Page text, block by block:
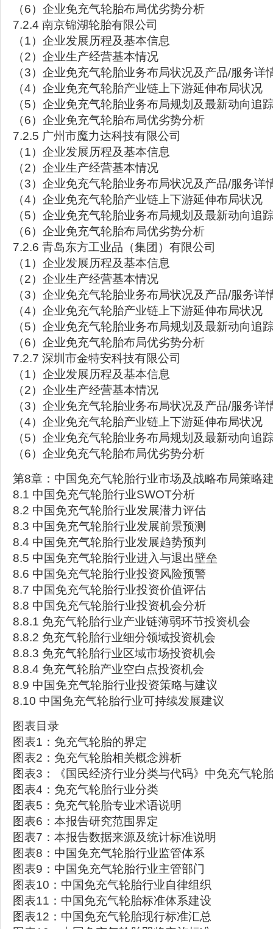
（6）企业免充气轮胎布局优劣势分析
7.2.4 南京锦湖轮胎有限公司
（1）企业发展历程及基本信息
（2）企业生产经营基本情况
（3）企业免充气轮胎业务布局状况及产品/服务详
（4）企业免充气轮胎产业链上下游延伸布局状况
（5）企业免充气轮胎业务布局规划及最新动向追
（6）企业免充气轮胎布局优劣势分析
7.2.5 广州市魔力达科技有限公司
（1）企业发展历程及基本信息
（2）企业生产经营基本情况
（3）企业免充气轮胎业务布局状况及产品/服务详
（4）企业免充气轮胎产业链上下游延伸布局状况
（5）企业免充气轮胎业务布局规划及最新动向追
（6）企业免充气轮胎布局优劣势分析
7.2.6 青岛东方工业品（集团）有限公司
（1）企业发展历程及基本信息
（2）企业生产经营基本情况
（3）企业免充气轮胎业务布局状况及产品/服务详
（4）企业免充气轮胎产业链上下游延伸布局状况
（5）企业免充气轮胎业务布局规划及最新动向追
（6）企业免充气轮胎布局优劣势分析
7.2.7 深圳市金特安科技有限公司
（1）企业发展历程及基本信息
（2）企业生产经营基本情况
（3）企业免充气轮胎业务布局状况及产品/服务详
（4）企业免充气轮胎产业链上下游延伸布局状况
（5）企业免充气轮胎业务布局规划及最新动向追
（6）企业免充气轮胎布局优劣势分析
第8章：中国免充气轮胎行业市场及战略布局策略
8.1 中国免充气轮胎行业SWOT分析
8.2 中国免充气轮胎行业发展潜力评估
8.3 中国免充气轮胎行业发展前景预测
8.4 中国免充气轮胎行业发展趋势预判
8.5 中国免充气轮胎行业进入与退出壁垒
8.6 中国免充气轮胎行业投资风险预警
8.7 中国免充气轮胎行业投资价值评估
8.8 中国免充气轮胎行业投资机会分析
8.8.1 免充气轮胎行业产业链薄弱环节投资机会
8.8.2 免充气轮胎行业细分领域投资机会
8.8.3 免充气轮胎行业区域市场投资机会
8.8.4 免充气轮胎产业空白点投资机会
8.9 中国免充气轮胎行业投资策略与建议
8.10 中国免充气轮胎行业可持续发展建议
图表目录
图表1：免充气轮胎的界定
图表2：免充气轮胎相关概念辨析
图表3：《国民经济行业分类与代码》中免充气轮
图表4：免充气轮胎行业分类
图表5：免充气轮胎专业术语说明
图表6：本报告研究范围界定
图表7：本报告数据来源及统计标准说明
图表8：中国免充气轮胎行业监管体系
图表9：中国免充气轮胎行业主管部门
图表10：中国免充气轮胎行业自律组织
图表11：中国免充气轮胎标准体系建设
图表12：中国免充气轮胎现行标准汇总